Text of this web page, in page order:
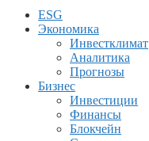
ESG
Экономика
Инвестклимат
Аналитика
Прогнозы
Бизнес
Инвестиции
Финансы
Блокчейн